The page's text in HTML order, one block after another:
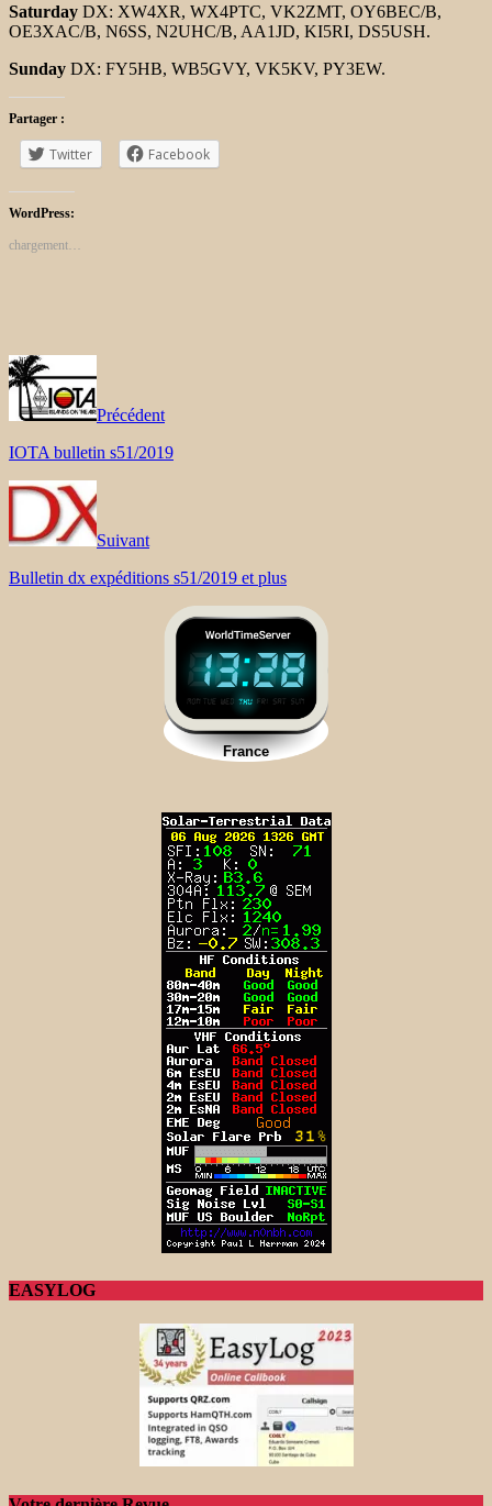
Saturday DX: XW4XR, WX4PTC, VK2ZMT, OY6BEC/B,
OE3XAC/B, N6SS, N2UHC/B, AA1JD, KI5RI, DS5USH.
Sunday DX: FY5HB, WB5GVY, VK5KV, PY3EW.
Partager :
Twitter Facebook
WordPress:
chargement…
Précédent
IOTA bulletin s51/2019
Suivant
Bulletin dx expéditions s51/2019 et plus
EASYLOG